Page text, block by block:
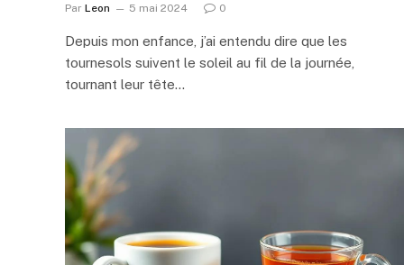
Par Leon 5 mai 2024 0
Depuis mon enfance, j’ai entendu dire que les
tournesols suivent le soleil au fil de la journée,
tournant leur tête…